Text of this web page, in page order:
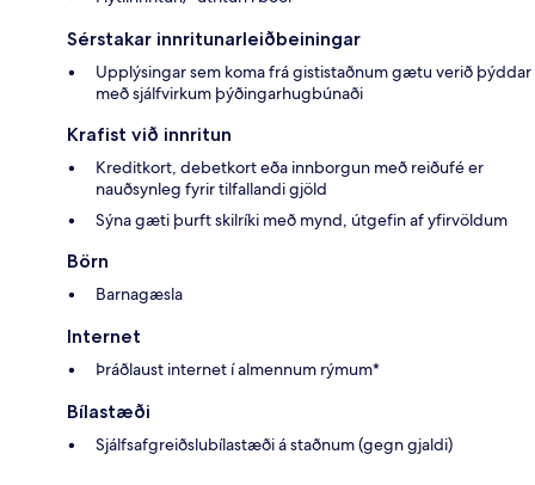
Sérstakar innritunarleiðbeiningar
Upplýsingar sem koma frá gististaðnum gætu verið þýddar
með sjálfvirkum þýðingarhugbúnaði
Krafist við innritun
Kreditkort, debetkort eða innborgun með reiðufé er
nauðsynleg fyrir tilfallandi gjöld
Sýna gæti þurft skilríki með mynd, útgefin af yfirvöldum
Börn
Barnagæsla
Internet
Þráðlaust internet í almennum rýmum*
Bílastæði
Sjálfsafgreiðslubílastæði á staðnum (gegn gjaldi)